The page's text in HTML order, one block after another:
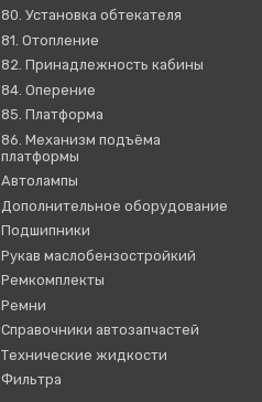
80. Установка обтекателя
81. Отопление
82. Принадлежность кабины
84. Оперение
85. Платформа
86. Механизм подъёма
платформы
Автолампы
Дополнительное оборудование
Подшипники
Рукав маслобензостройкий
Ремкомплекты
Ремни
Справочники автозапчастей
Технические жидкости
Фильтра